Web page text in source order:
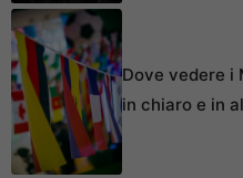
Dove vedere i
in chiaro e in